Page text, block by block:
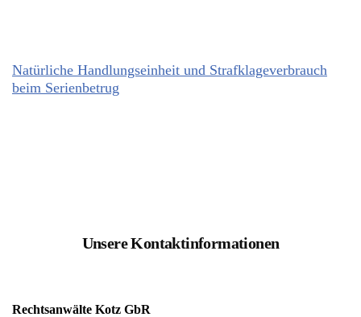
Natürliche Handlungseinheit und Strafklageverbrauch
beim Serienbetrug
Unsere Kontaktinformationen
Rechtsanwälte Kotz GbR